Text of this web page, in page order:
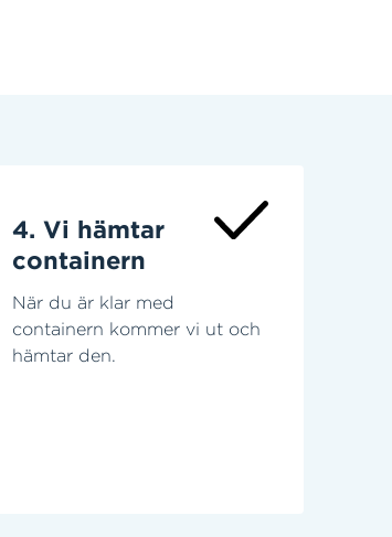
4. Vi hämtar
containern
När du är klar med
containern kommer vi ut och
hämtar den.